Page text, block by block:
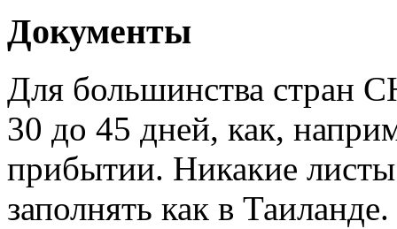
Документы
Для большинства стран
30 до 45 дней, как,
прибытии. Никакие
заполнять как в Таиланде.